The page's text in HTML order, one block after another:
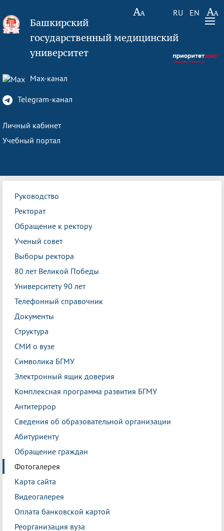
RU EN
Башкирский
государственный медицинский
университет
Max-канал
Telegram-канал
Личный кабинет
Учебный портал
Руководство
Ректорат
Обращение к ректору
Ученый совет
Выборы ректора
80 лет Великой Победы
Университету 90 лет
Телефонный справочник
Документы
Структура
СМИ о вузе
Символика БГМУ
Электронный ящик доверия
Комплексная программа развития БГМУ
Антитеррор
Сведения об образовательной организации
Абитуриенту
Обращение граждан
Фотогалерея
Карта сайта
Видеогалерея
Оплата банковской картой
Реорганизация вуза